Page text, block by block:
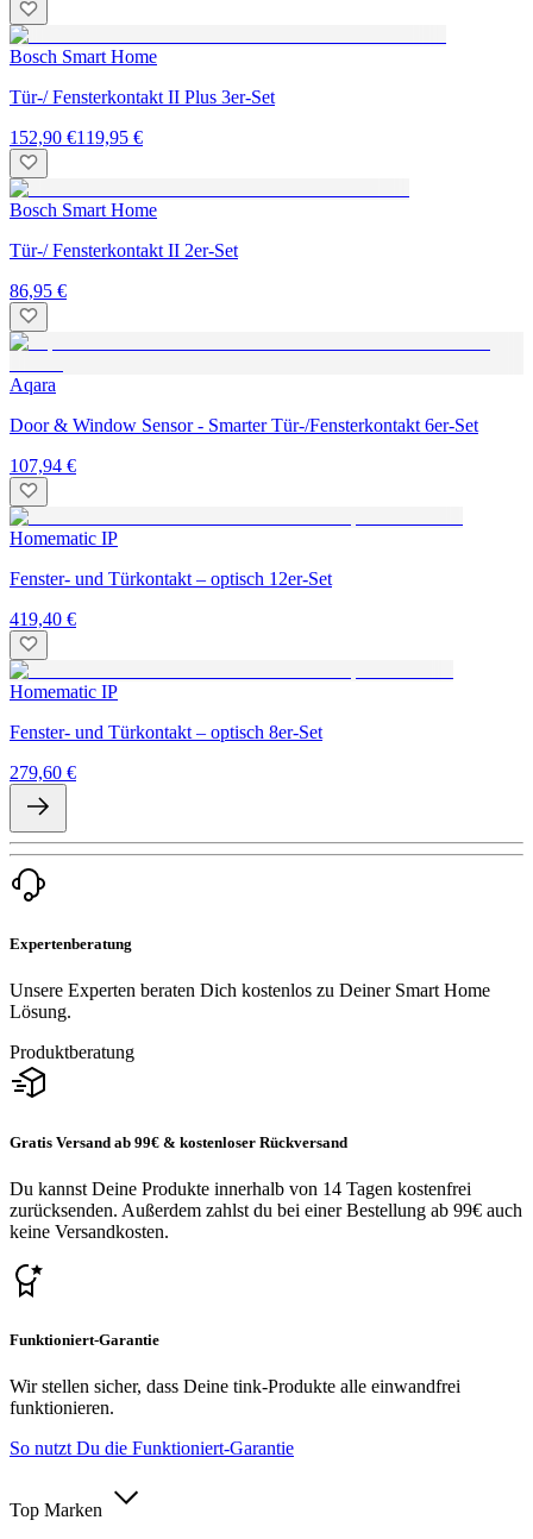
Bosch Smart Home
Tür-/ Fensterkontakt II Plus 3er-Set
152,90 €119,95 €
Bosch Smart Home
Tür-/ Fensterkontakt II 2er-Set
86,95 €
Aqara
Door & Window Sensor - Smarter Tür-/Fensterkontakt 6er-Set
107,94 €
Homematic IP
Fenster- und Türkontakt – optisch 12er-Set
419,40 €
Homematic IP
Fenster- und Türkontakt – optisch 8er-Set
279,60 €
Expertenberatung
Unsere Experten beraten Dich kostenlos zu Deiner Smart Home
Lösung.
Produktberatung
Gratis Versand ab 99€ & kostenloser Rückversand
Du kannst Deine Produkte innerhalb von 14 Tagen kostenfrei
zurücksenden. Außerdem zahlst du bei einer Bestellung ab 99€ auch
keine Versandkosten.
Funktioniert-Garantie
Wir stellen sicher, dass Deine tink-Produkte alle einwandfrei
funktionieren.
So nutzt Du die Funktioniert-Garantie
Top Marken